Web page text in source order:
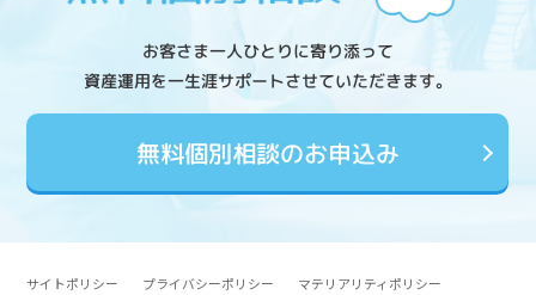
お客さま一人ひとりに寄り添って
資産運用を一生涯サポートさせていただきます。
無料個別相談のお申込み
サイトポリシー プライバシーポリシー
マテリアリティポリシー